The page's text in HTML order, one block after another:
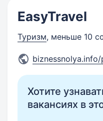
EasyTravel
Туризм, меньше 10
Хотите
вакансиях в